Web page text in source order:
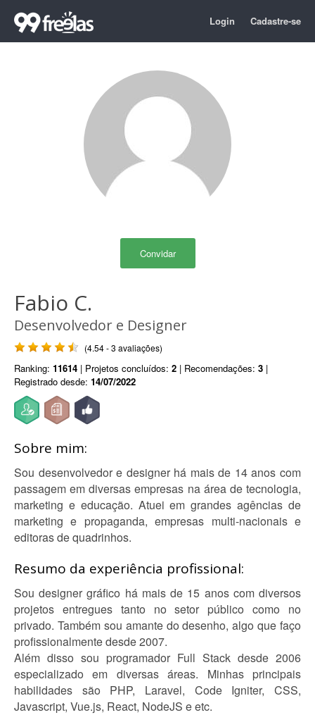
Login Cadastre-se
Convidar
Fabio C.
Desenvolvedor e Designer
(4.54 - 3 avaliações)
Ranking: 11614 | Projetos concluídos: 2 | Recomendações: 3 |
Registrado desde: 14/07/2022
Sobre mim:
Sou desenvolvedor e designer há mais de 14 anos com
passagem em diversas empresas na área de tecnologia,
marketing e educação. Atuei em grandes agências de
marketing e propaganda, empresas multi-nacionais e
editoras de quadrinhos.
Resumo da experiência profissional:
Sou designer gráfico há mais de 15 anos com diversos
projetos entregues tanto no setor público como no
privado. Também sou amante do desenho, algo que faço
profissionalmente desde 2007.
Além disso sou programador Full Stack desde 2006
especializado em diversas áreas. Minhas principais
habilidades são PHP, Laravel, Code Igniter, CSS,
Javascript, Vue.js, React, NodeJS e etc.